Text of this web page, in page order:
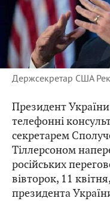
Держсекретар США
Президент
телефонні
секретарем
Тіллерсоном
російських
вівторок, 11 квітня,
президента